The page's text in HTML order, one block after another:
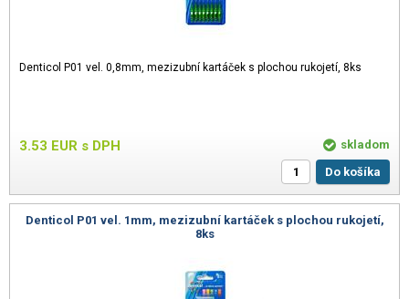
Denticol P01 vel. 0,8mm, mezizubní kartáček s plochou rukojetí, 8ks
3.53 EUR s DPH
skladom
Do košíka
Denticol P01 vel. 1mm, mezizubní kartáček s plochou rukojetí,
8ks